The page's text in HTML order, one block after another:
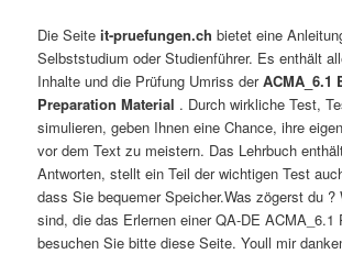
Die Seiteit-pruefungen.ch bietet eine
Selbststudium oder Studienführer. Es enthält
Inhalte und die Prüfung Umriss derACMA_6.1
Preparation Material . Durch wirkliche Test,
simulieren, geben Ihnen eine Chance, ihre
vor dem Text zu meistern. Das Lehrbuch
Antworten, stellt ein Teil der wichtigen Test
dass Sie bequemer Speicher.Was zögerst du
sind, die das Erlernen einer QA-DE ACMA_6.1
besuchen Sie bitte diese Seite. Youll mir